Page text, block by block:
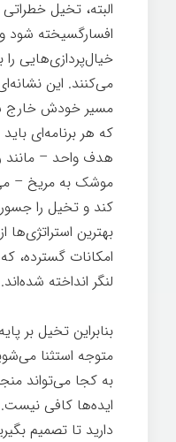
البته، تخیل
افسارگسیخته شود
خیال‌پردازی‌هایی را
می‌کنند. این
مسیر خودش خارج
که هر برنامه‌ای
هدف واحد – مانند
موشک به مریخ –
کند و تخیل را
بهترین
امکانات گسترده،
لنگر انداخته شده‌اند.
بنابراین تخیل بر
متوجه استثنا
به کجا می‌تواند
ایده‌ها کافی
دارید تا تصمیم